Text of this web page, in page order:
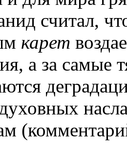
считал,
карет
а за самые